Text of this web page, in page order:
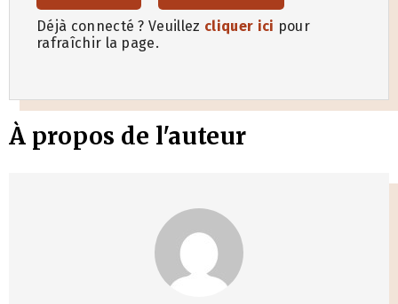
Déjà connecté ? Veuillez cliquer ici pour
rafraîchir la page.
À propos de l'auteur